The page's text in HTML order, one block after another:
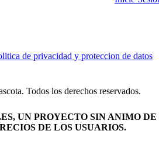
de privacidad y proteccion de datos
Todos los derechos reservados.
UN PROYECTO SIN ANIMO
DE LOS USUARIOS.